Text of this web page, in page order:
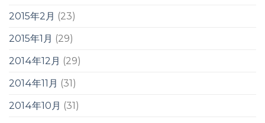
2015年2月 (23)
2015年1月 (29)
2014年12月 (29)
2014年11月 (31)
2014年10月 (31)